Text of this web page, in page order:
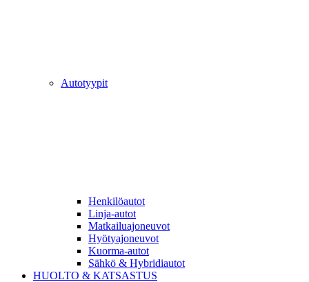
Autotyypit
Henkilöautot
Linja-autot
Matkailuajoneuvot
Hyötyajoneuvot
Kuorma-autot
Sähkö & Hybridiautot
HUOLTO & KATSASTUS